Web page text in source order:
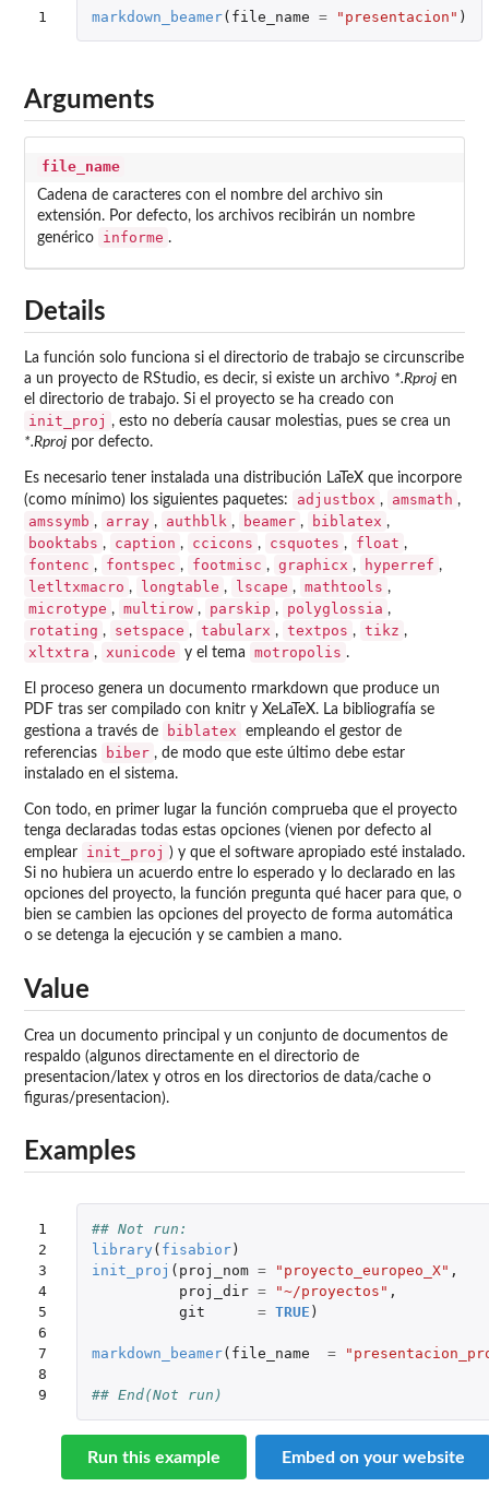
1 markdown_beamer( file_name = "presentacion" )
Arguments
file_name
Cadena de caracteres con el nombre del archivo sin
extensión. Por defecto, los archivos recibirán un nombre
genérico
informe .
Details
La función solo funciona si el directorio de trabajo se circunscribe
a un proyecto de RStudio, es decir, si existe un archivo *.Rproj en
el directorio de trabajo. Si el proyecto se ha creado con
init_proj , esto no debería causar molestias, pues se crea un
*.Rproj por defecto.
Es necesario tener instalada una distribución LaTeX que incorpore
(como mínimo) los siguientes paquetes:
adjustbox , amsmath ,
amssymb , array , authblk , beamer , biblatex ,
booktabs , caption , ccicons , csquotes , float ,
fontenc , fontspec , footmisc , graphicx , hyperref ,
letltxmacro , longtable , lscape , mathtools ,
microtype , multirow , parskip , polyglossia ,
rotating , setspace , tabularx , textpos , tikz ,
xltxtra , xunicode y el tema motropolis .
El proceso genera un documento rmarkdown que produce un
PDF tras ser compilado con knitr y XeLaTeX. La bibliografía se
gestiona a través de
biblatex
empleando el gestor de
referencias
biber , de modo que este último debe estar
instalado en el sistema.
Con todo, en primer lugar la función comprueba que el proyecto
tenga declaradas todas estas opciones (vienen por defecto al
emplear
init_proj ) y que el software apropiado esté instalado.
Si no hubiera un acuerdo entre lo esperado y lo declarado en las
opciones del proyecto, la función pregunta qué hacer para que, o
bien se cambien las opciones del proyecto de forma automática
o se detenga la ejecución y se cambien a mano.
Value
Crea un documento principal y un conjunto de documentos de
respaldo (algunos directamente en el directorio de
presentacion/latex y otros en los directorios de data/cache o
figuras/presentacion).
Examples
1
2
3
4
5
6
7
8
9
## Not run:
library ( fisabior)
init_proj ( proj_nom = "proyecto_europeo_X" ,
proj_dir = "~/proyectos" ,
git
= TRUE )
markdown_beamer( file_name =
## End(Not run)
Run this example Embed on your website